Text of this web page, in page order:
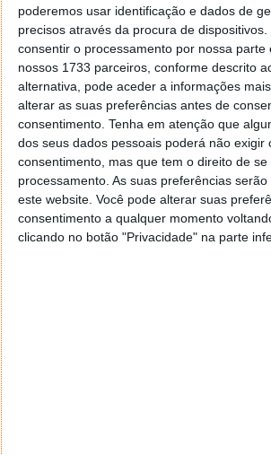
poderemos usar identificação e dados de
precisos através da procura de
consentir o processamento por nossa parte
nossos 1733 parceiros, conforme descrito
alternativa, pode aceder a informações
alterar as suas preferências antes de
consentimento. Tenha em atenção que
dos seus dados pessoais poderá não exigir
consentimento, mas que tem o direito de
processamento. As suas preferências
este website. Você pode alterar suas
consentimento a qualquer momento
clicando no botão "Privacidade" na parte
Estabelecido omodus operandi
importa agora saber como é que
segurança pode ser aproveitada
mal-intencionado. Por via da regra,
é usado para ouvir aquilo que se